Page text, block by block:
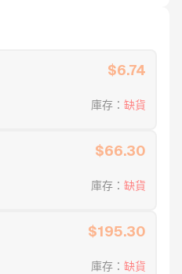
$6.74
庫存 ： 缺貨
$66.30
庫存 ： 缺貨
$195.30
庫存 ： 缺貨